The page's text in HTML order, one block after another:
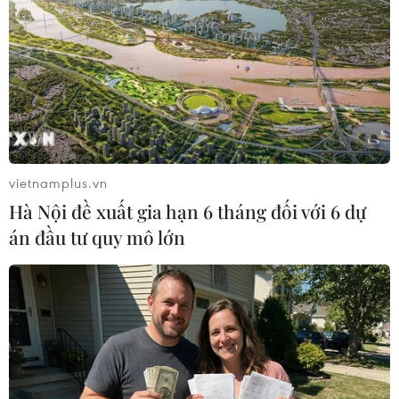
27/03/2018 06:57
Nội các của Thủ tướng Nhật Bản Shinzo Abe ngày 27/3
đã thông qua các dự luật nhằm tiến tới việc phê chuẩn
Hiệp định Đối tác toàn diện và tiến bộ xuyên Thái Bình
Dương (CPTPP).
vietnamplus.vn
Hà Nội đề xuất gia hạn 6 tháng đối với 6 dự
án đầu tư quy mô lớn